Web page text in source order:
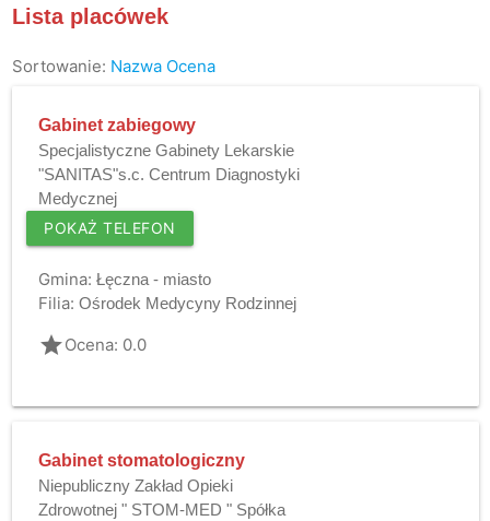
Lista placówek
Sortowanie: Nazwa Ocena
Gabinet zabiegowy
Specjalistyczne Gabinety Lekarskie
"SANITAS"s.c. Centrum Diagnostyki
Medycznej
POKAŻ TELEFON
Gmina: Łęczna - miasto
Filia: Ośrodek Medycyny Rodzinnej
gradeOcena: 0.0
Gabinet stomatologiczny
Niepubliczny Zakład Opieki
Zdrowotnej " STOM-MED " Spółka